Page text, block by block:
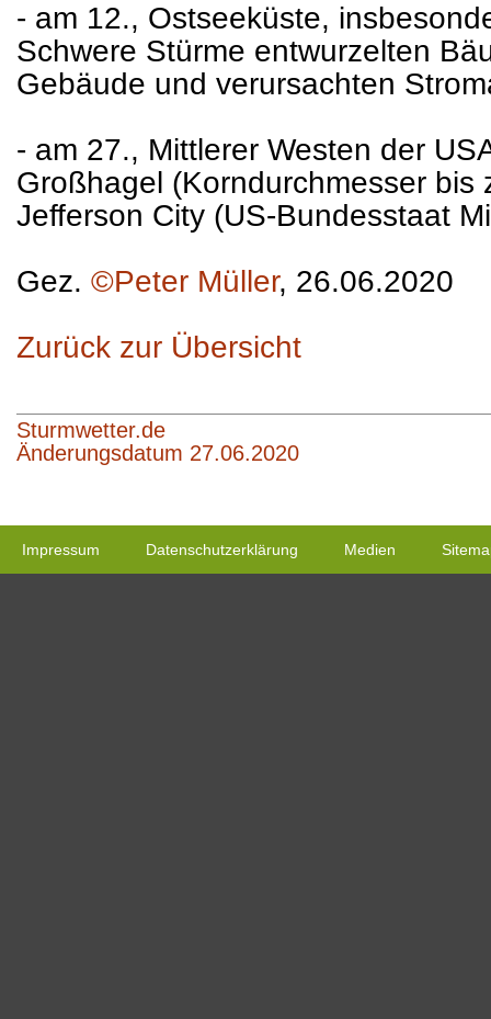
- am 12., Ostseeküste,
Schwere Stürme entwurzelten
Gebäude und verursachten
- am 27., Mittlerer Westen der
Großhagel (Korndurchmesser bis
Jefferson City (US-Bundesstaat
Gez. ©Peter Müller, 26.06.2020
Zurück zur Übersicht
Sturmwetter.de
Änderungsdatum 27.06.2020
Impressum Datenschutzerklärung Medien